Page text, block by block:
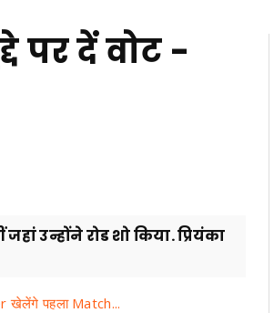
पर दें वोट -
उन्होंने रोड शो किया. प्रियंका
खेलेंगे पहला Match...